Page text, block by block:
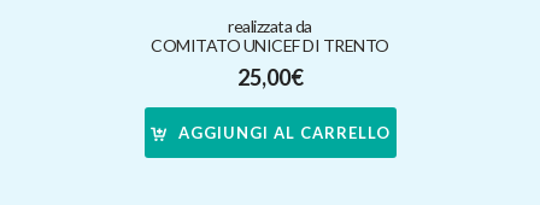
realizzata da
COMITATO UNICEF DI TRENTO
25,00€
AGGIUNGI AL CARRELLO